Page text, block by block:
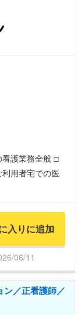
護業務全般 □
用者宅での医
入りに追加
06/11
ン／正看護師／